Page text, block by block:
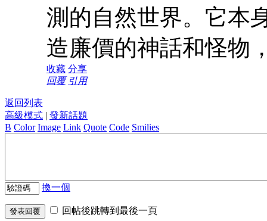
測的自然世界。它本
造廉價的神話和怪物
收藏 分享
回覆 引用
返回列表
高級模式 | 發新話題
B Color Image Link Quote Code Smilies
換一個
發表回覆 回帖後跳轉到最後一頁